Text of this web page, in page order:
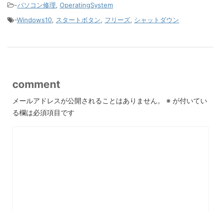
-パソコン修理, OperatingSystem
-Windows10, スタートボタン, フリーズ, シャットダウン
comment
メールアドレスが公開されることはありません。 ※ が付いてい
る欄は必須項目です